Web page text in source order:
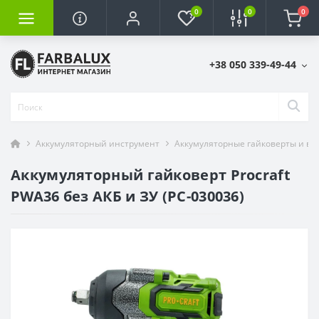
0 0 0
+38 050 339-49-44
Аккумуляторный инструмент Аккумуляторные гайковерты и
Аккумуляторный гайковерт Procraft
PWA36 без АКБ и ЗУ (PC-030036)